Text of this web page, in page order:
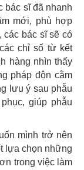
bác sĩ đã nhanh
mới, phù hợp
các bác sĩ sẽ có
chỉ số từ kết
hàng nhìn thấy
pháp độn cằm
lưu ý sau phẫu
giúp phẫu
mình trở nên
lựa chọn những
trong việc làm